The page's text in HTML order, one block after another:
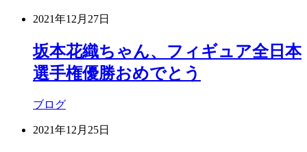
2021年12月27日
坂本花織ちゃん、フィギュア全日本
選手権優勝おめでとう
ブログ
2021年12月25日